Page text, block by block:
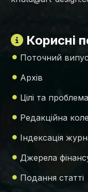
Корисні
Поточний
Архів
Цілі та
Редакційна
Індексація
Джерела
Подання статті